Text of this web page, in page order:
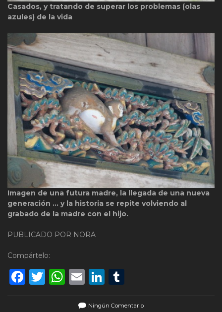
Casados, y tratando de superar los problemas (olas
azules) de la vida
Imagen de una futura madre, la llegada de una nueva
generación … y la historia se repite volviendo al
grabado de la madre con el hijo.
PUBLICADO POR NORA
Compártelo:
Facebook
Twitter
WhatsApp
EmailLinkedIn
Ningún Comentario